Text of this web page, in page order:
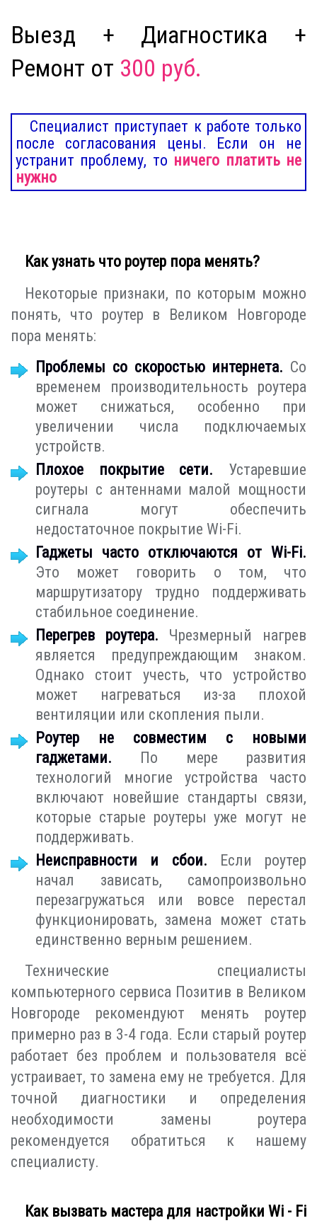
Выезд + Диагностика +
Ремонт от 300 руб.
Специалист приступает к работе только
после согласования цены. Если он не
устранит проблему, то ничего платить не
нужно
Как узнать что роутер пора менять?
Некоторые признаки, по которым можно
понять, что роутер в Великом Новгороде
пора менять:
Проблемы со скоростью интернета. Со
временем производительность роутера
может снижаться, особенно при
увеличении числа подключаемых
устройств.
Плохое покрытие сети. Устаревшие
роутеры с антеннами малой мощности
сигнала могут обеспечить
недостаточное покрытие Wi-Fi.
Гаджеты часто отключаются от Wi-Fi.
Это может говорить о том, что
маршрутизатору трудно поддерживать
стабильное соединение.
Перегрев роутера. Чрезмерный нагрев
является предупреждающим знаком.
Однако стоит учесть, что устройство
может нагреваться из-за плохой
вентиляции или скопления пыли.
Роутер не совместим с новыми
гаджетами. По мере развития
технологий многие устройства часто
включают новейшие стандарты связи,
которые старые роутеры уже могут не
поддерживать.
Неисправности и сбои. Если роутер
начал зависать, самопроизвольно
перезагружаться или вовсе перестал
функционировать, замена может стать
единственно верным решением.
Технические специалисты
компьютерного сервиса Позитив в Великом
Новгороде рекомендуют менять роутер
примерно раз в 3-4 года. Если старый роутер
работает без проблем и пользователя всё
устраивает, то замена ему не требуется. Для
точной диагностики и определения
необходимости замены роутера
рекомендуется обратиться к нашему
специалисту.
Как вызвать мастера для настройки Wi - Fi